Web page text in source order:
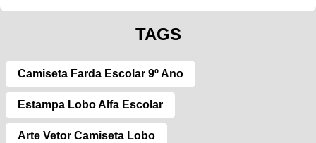
TAGS
Camiseta Farda Escolar 9º Ano
Estampa Lobo Alfa Escolar
Arte Vetor Camiseta Lobo